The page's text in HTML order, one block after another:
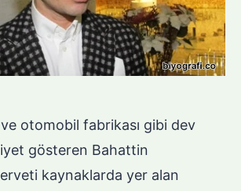
otomobil fabrikası gibi dev
gösteren Bahattin
kaynaklarda yer alan